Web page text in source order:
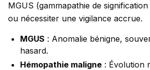
MGUS (gammapathie de
ou nécessiter une vigilance accrue.
MGUS : Anomalie bénigne,
hasard.
Hémopathie maligne : Évolution